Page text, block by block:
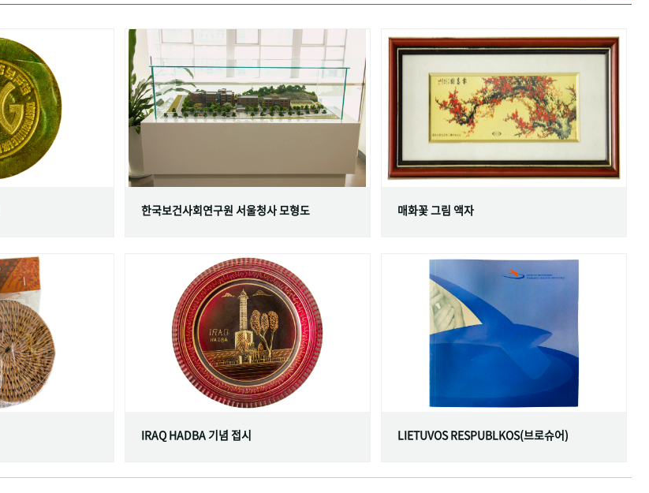
한국보건사회연구원 서울청사 모형도 매화꽃 그림 액자
IRAQ HADBA 기념 접시 LIETUVOS RESPUBLKOS(브로슈어)